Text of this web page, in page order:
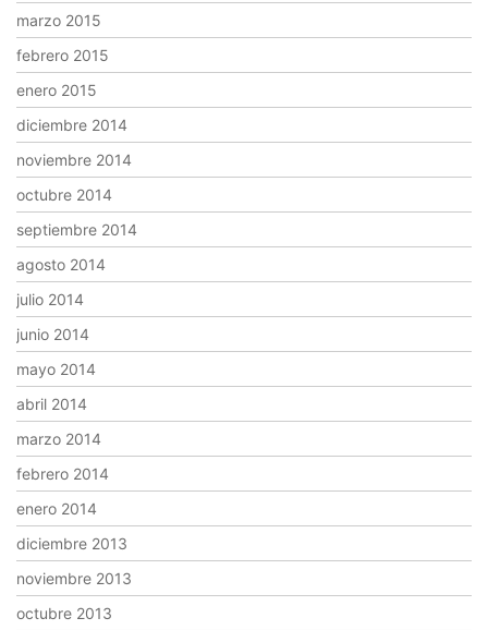
marzo 2015
febrero 2015
enero 2015
diciembre 2014
noviembre 2014
octubre 2014
septiembre 2014
agosto 2014
julio 2014
junio 2014
mayo 2014
abril 2014
marzo 2014
febrero 2014
enero 2014
diciembre 2013
noviembre 2013
octubre 2013